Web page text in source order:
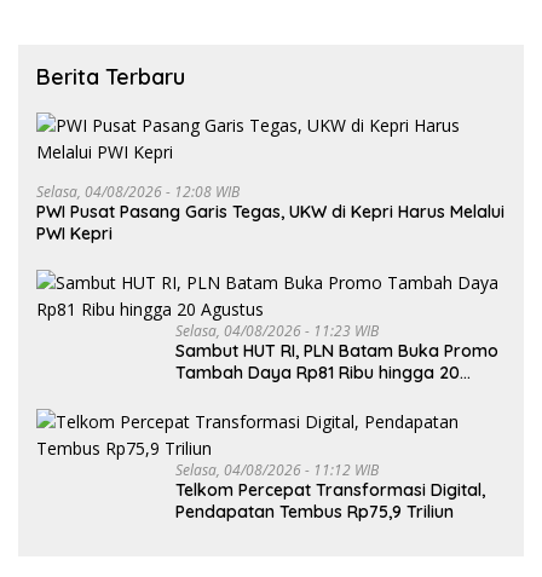
Berita Terbaru
Selasa, 04/08/2026 - 12:08 WIB
PWI Pusat Pasang Garis Tegas, UKW di Kepri Harus Melalui
PWI Kepri
Selasa, 04/08/2026 - 11:23 WIB
Sambut HUT RI, PLN Batam Buka Promo
Tambah Daya Rp81 Ribu hingga 20
Selasa, 04/08/2026 - 11:12 WIB
Telkom Percepat Transformasi Digital,
Pendapatan Tembus Rp75,9 Triliun